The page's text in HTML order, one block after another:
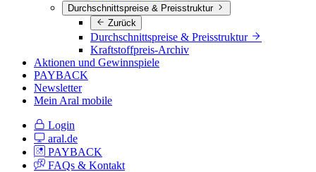
Durchschnittspreise & Preisstruktur
Zurück
Durchschnittspreise & Preisstruktur
Kraftstoffpreis-Archiv
Aktionen und Gewinnspiele
PAYBACK
Newsletter
Mein Aral mobile
Login
aral.de
PAYBACK
FAQs & Kontakt